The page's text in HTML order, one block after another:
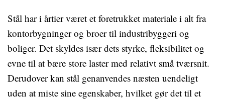
Stål har i årtier været et foretrukket materiale i alt fra
kontorbygninger og broer til industribyggeri og
boliger. Det skyldes især dets styrke, fleksibilitet og
evne til at bære store laster med relativt små tværsnit.
Derudover kan stål genanvendes næsten uendeligt
uden at miste sine egenskaber, hvilket gør det til et